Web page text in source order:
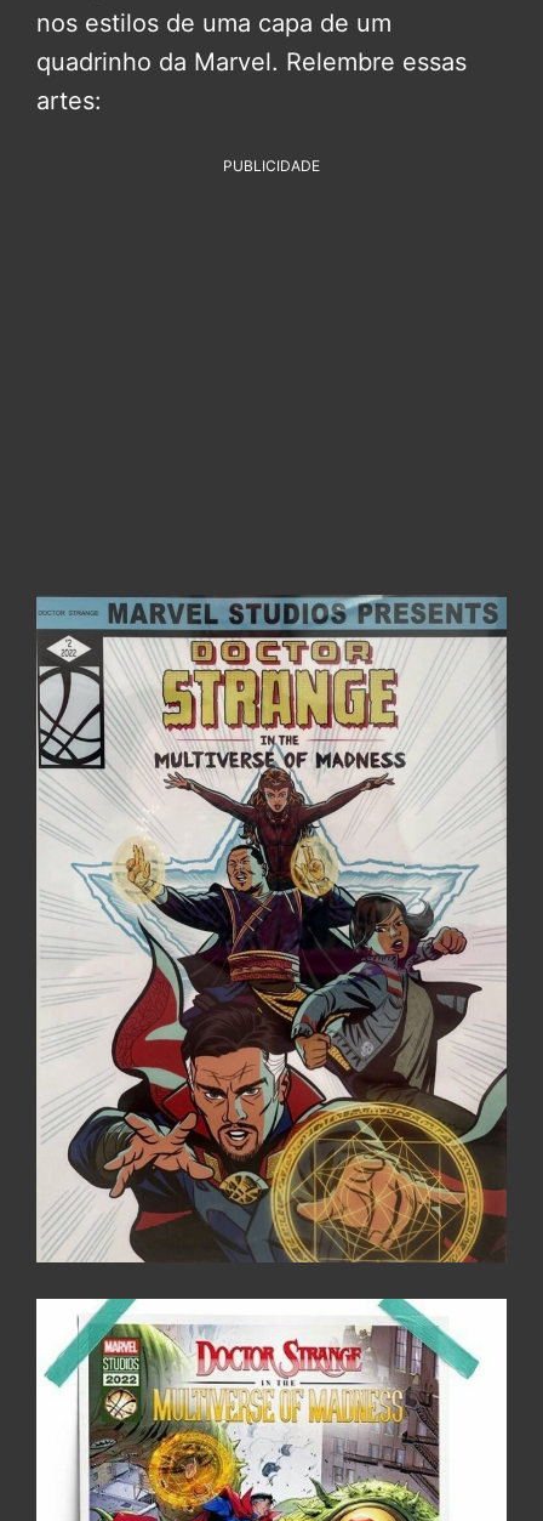
nos estilos de uma capa de um
quadrinho da Marvel. Relembre essas
artes:
PUBLICIDADE